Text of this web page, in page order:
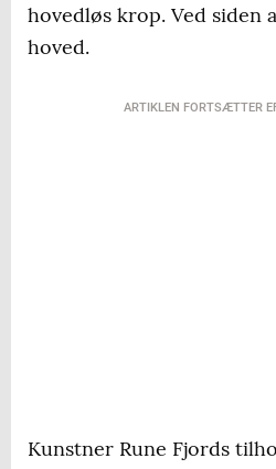
hovedløs krop. Ved siden
hoved.
ARTIKLEN FORTSÆTTER
Kunstner Rune Fjords